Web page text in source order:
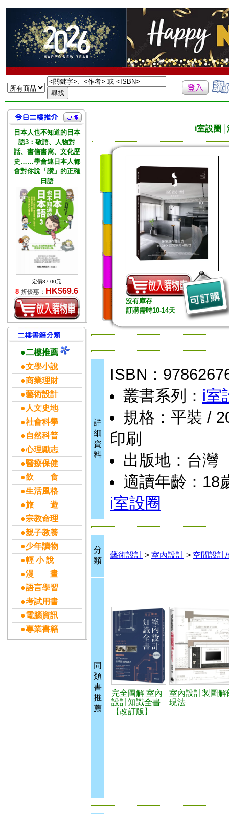
日本人也不知道的日本
語3：敬語、人物對
話、書信書寫、文化歷
史……學會連日本人都
會對你說「讚」的正確
日語
定價87.00元
8折優惠： HK$69.6
●二樓推薦
●文學小說
●商業理財
●藝術設計
●人文史地
●社會科學
●自然科普
●心理勵志
●醫療保健
●飲 食
●生活風格
●旅 遊
●宗教命理
●親子教養
●少年讀物
●輕 小 說
●漫 畫
●語言學習
●考試用書
●電腦資訊
●專業書籍
i室設圈│
沒有庫存
訂購需時10-14天
詳
細
資
料
ISBN：
叢書系列： i室
規格：平裝 /
印刷
出版地：台灣
適讀年齡：18
i室設圈
分
類
藝術設計 > 室內設計 > 空間設計
同
類
書
推
薦
完全圖解 室內
設計知識全書
【改訂版】
室內設計製圖解
現法